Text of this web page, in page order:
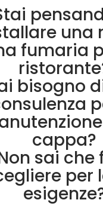
una
fumaria
bisogno
cappa?
sai che
per